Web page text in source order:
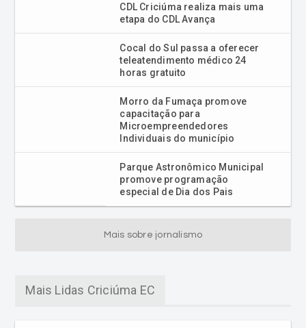
CDL Criciúma realiza mais uma
etapa do CDL Avança
Cocal do Sul passa a oferecer
teleatendimento médico 24
horas gratuito
Morro da Fumaça promove
capacitação para
Microempreendedores
Individuais do município
Parque Astronômico Municipal
promove programação
especial de Dia dos Pais
Mais sobre jornalismo
Mais Lidas Criciúma EC